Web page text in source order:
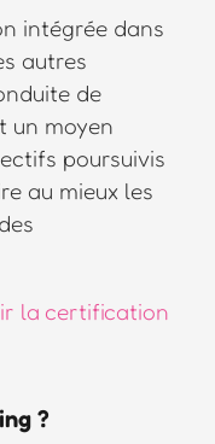
intégrée dans
autres
de
un moyen
poursuivis
au mieux les
la certification
?